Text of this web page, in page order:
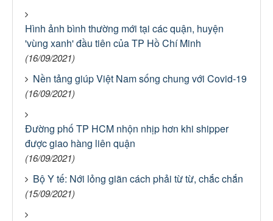
Hình ảnh bình thường mới tại các quận, huyện
'vùng xanh' đầu tiên của TP Hồ Chí Minh
(16/09/2021)
Nền tảng giúp Việt Nam sống chung với Covid-19
(16/09/2021)
Đường phố TP HCM nhộn nhịp hơn khi shipper
được giao hàng liên quận
(16/09/2021)
Bộ Y tế: Nới lỏng giãn cách phải từ từ, chắc chắn
(15/09/2021)